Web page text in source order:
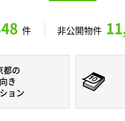
件 非公開物件
都の
き
ョン